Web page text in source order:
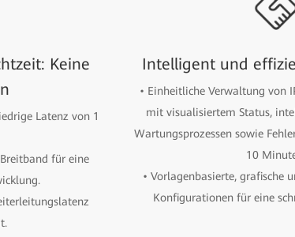
Keine
Latenz von 1
für eine
Intelligent und
• Einheitliche Verwaltung von
mit visualisiertem Status,
Wartungsprozessen sowie
10
• Vorlagenbasierte, grafische
Konfigurationen für eine